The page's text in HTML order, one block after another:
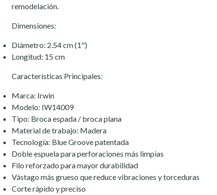
remodelación.
Dimensiones:
Diámetro: 2.54 cm (1")
Longitud: 15 cm
Características Principales:
Marca: Irwin
Modelo: IW14009
Tipo: Broca espada / broca plana
Material de trabajo: Madera
Tecnología: Blue Groove patentada
Doble espuela para perforaciones más limpias
Filo reforzado para mayor durabilidad
Vástago más grueso que reduce vibraciones y torceduras
Corte rápido y preciso